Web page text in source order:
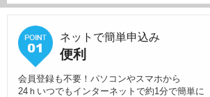
ネットで簡単申込み
便利
会員登録も不要！パソコンやスマホから
24ｈいつでもインターネットで約1分で簡単に